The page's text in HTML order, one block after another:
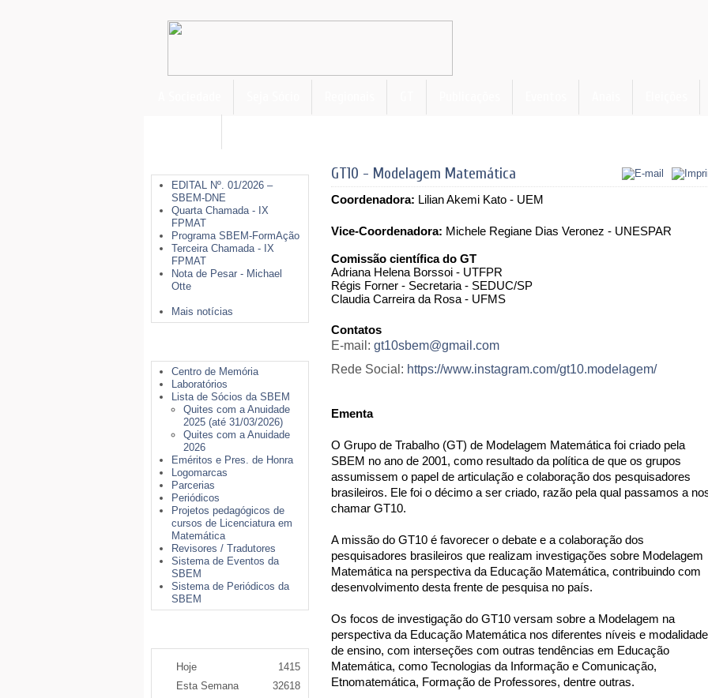
EDITAL Nº. 01/2026 –
SBEM-DNE
Quarta Chamada - IX
FPMAT
Programa SBEM-FormAção
Terceira Chamada - IX
FPMAT
Nota de Pesar - Michael
Otte
Mais notícias
Centro de Memória
Laboratórios
Lista de Sócios da SBEM
Quites com a Anuidade
2025 (até 31/03/2026)
Quites com a Anuidade
2026
Eméritos e Pres. de Honra
Logomarcas
Parcerias
Periódicos
Projetos pedagógicos de
cursos de Licenciatura em
Matemática
Revisores / Tradutores
Sistema de Eventos da
SBEM
Sistema de Periódicos da
SBEM
Hoje
Esta Semana
1415
32618
GT10 - Modelagem Matemática
Coordenadora: Lilian Akemi Kato - UEM
Vice-Coordenadora: Michele Regiane Dias Veronez - UNESPAR
Comissão científica do GT
Adriana Helena Borssoi - UTFPR
Régis Forner - Secretaria - SEDUC/SP
Claudia Carreira da Rosa - UFMS
Contatos
E-mail: gt10sbem@gmail.com
Rede Social: https://www.instagram.com/gt10.modelagem/
Ementa
O Grupo de Trabalho (GT) de Modelagem Matemática foi criado pela
SBEM no ano de 2001, como resultado da política de que os grupos
assumissem o papel de articulação e colaboração dos pesquisadores
brasileiros. Ele foi o décimo a ser criado, razão pela qual passamos a
chamar GT10.
A missão do GT10 é favorecer o debate e a colaboração dos
pesquisadores brasileiros que realizam investigações sobre Modelagem
Matemática na perspectiva da Educação Matemática, contribuindo com
desenvolvimento desta frente de pesquisa no país.
Os focos de investigação do GT10 versam sobre a Modelagem na
perspectiva da Educação Matemática nos diferentes níveis e
de ensino, com interseções com outras tendências em Educação
Matemática, como Tecnologias da Informação e Comunicação,
Etnomatemática, Formação de Professores, dentre outras.